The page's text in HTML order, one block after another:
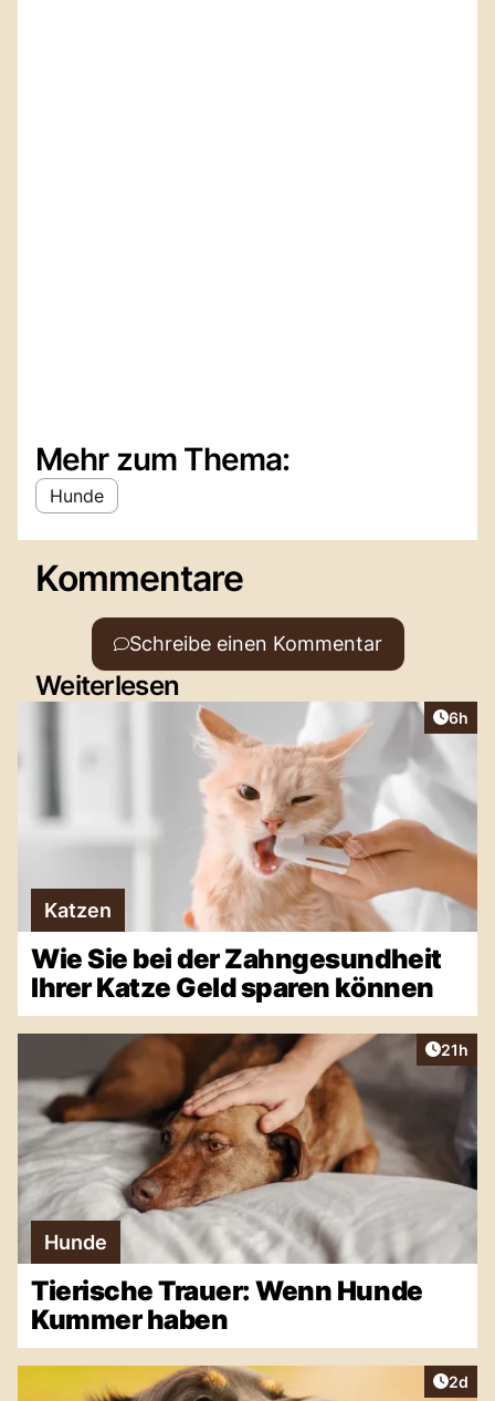
Mehr zum Thema:
Hunde
Kommentare
Schreibe einen Kommentar
Weiterlesen
6h
Katzen
Wie Sie bei der Zahngesundheit
Ihrer Katze Geld sparen können
Artikel
21h
Hunde
Tierische Trauer: Wenn Hunde
Kummer haben
2d